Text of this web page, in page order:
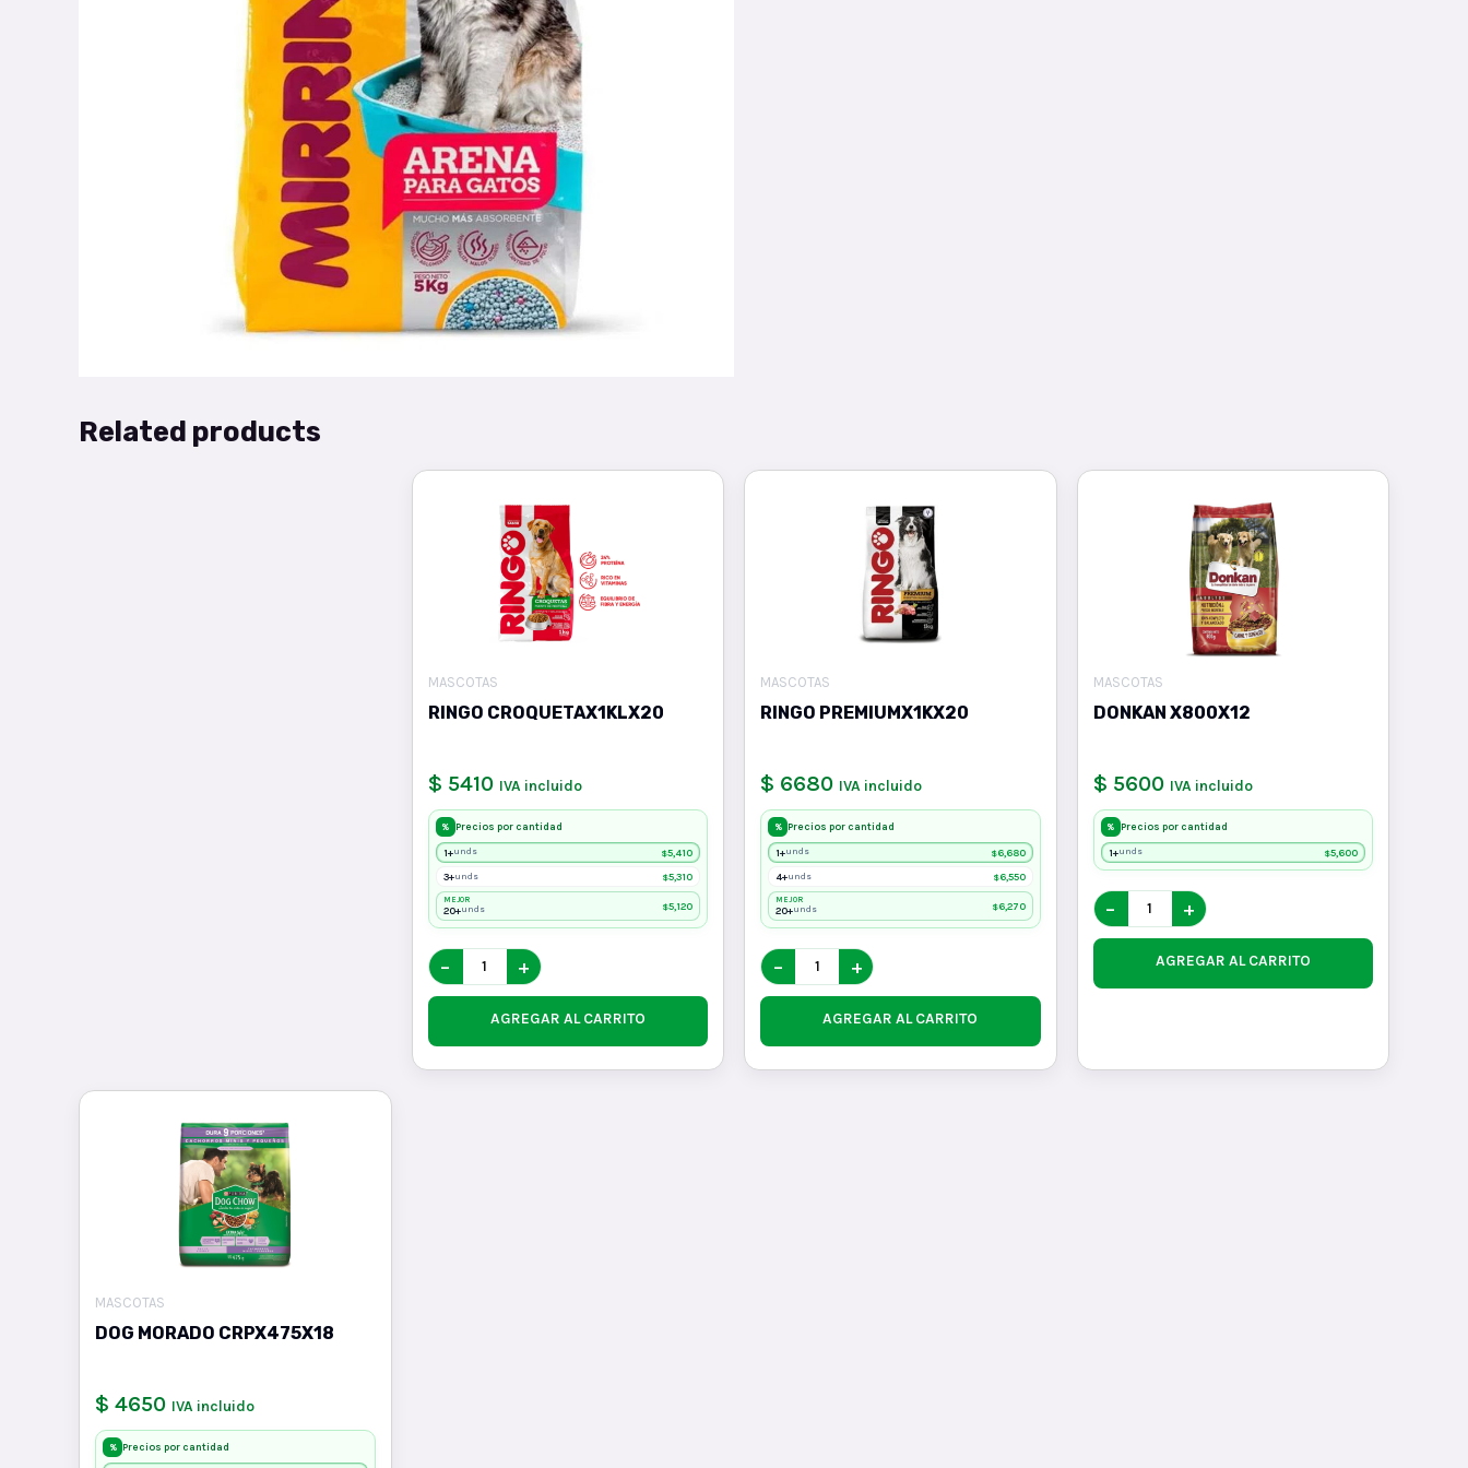
Related products
MASCOTAS
RINGO CROQUETAX1KLX20
$ 5410 IVA incluido
% Precios por cantidad
1+unds $5,410
3+unds $5,310
MEJOR
20+unds $5,120
− +
AGREGAR AL CARRITO
MASCOTAS
RINGO PREMIUMX1KX20
$ 6680 IVA incluido
% Precios por cantidad
1+unds $6,680
4+unds $6,550
MEJOR
20+unds $6,270
− +
AGREGAR AL CARRITO
MASCOTAS
DONKAN X800X12
$ 5600 IVA incluido
% Precios por cantidad
1+unds $5,600
− +
AGREGAR AL CARRITO
MASCOTAS
DOG MORADO CRPX475X18
$ 4650 IVA incluido
% Precios por cantidad